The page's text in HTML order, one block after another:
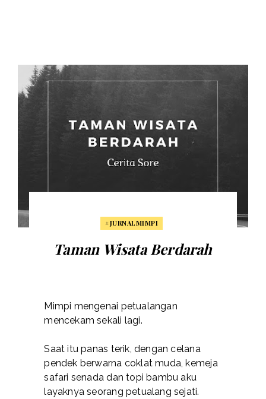
#JURNALMIMPI
Taman Wisata Berdarah
Mimpi mengenai petualangan
mencekam sekali lagi.
Saat itu panas terik, dengan celana
pendek berwarna coklat muda, kemeja
safari senada dan topi bambu aku
layaknya seorang petualang sejati.